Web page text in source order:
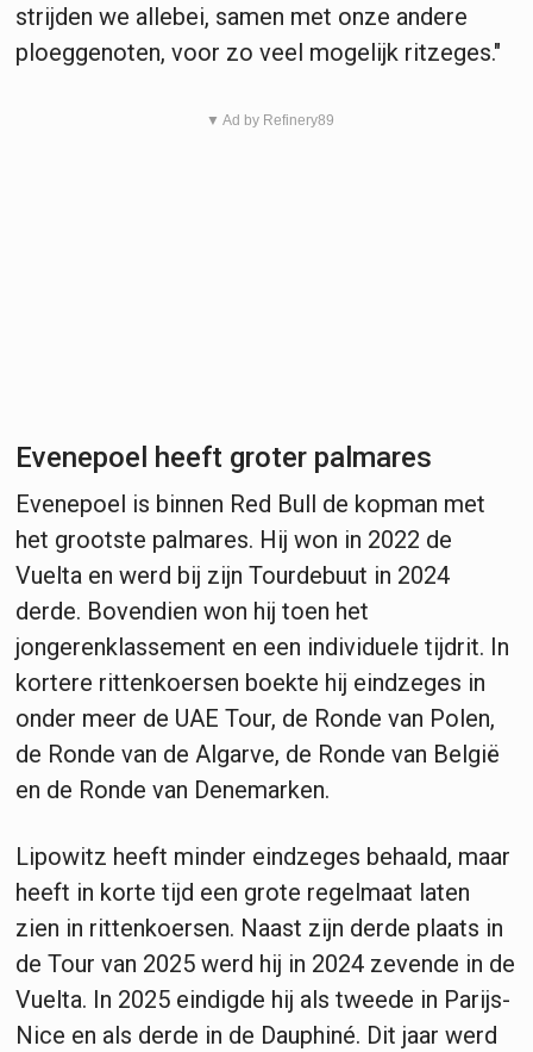
strijden we allebei, samen met onze andere
ploeggenoten, voor zo veel mogelijk ritzeges."
▼ Ad by Refinery89
Evenepoel heeft groter palmares
Evenepoel is binnen Red Bull de kopman met
het grootste palmares. Hij won in 2022 de
Vuelta en werd bij zijn Tourdebuut in 2024
derde. Bovendien won hij toen het
jongerenklassement en een individuele tijdrit. In
kortere rittenkoersen boekte hij eindzeges in
onder meer de UAE Tour, de Ronde van Polen,
de Ronde van de Algarve, de Ronde van België
en de Ronde van Denemarken.
Lipowitz heeft minder eindzeges behaald, maar
heeft in korte tijd een grote regelmaat laten
zien in rittenkoersen. Naast zijn derde plaats in
de Tour van 2025 werd hij in 2024 zevende in de
Vuelta. In 2025 eindigde hij als tweede in Parijs-
Nice en als derde in de Dauphiné. Dit jaar werd